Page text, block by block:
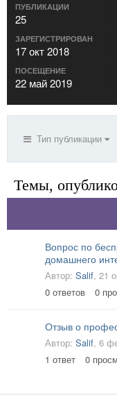
ПУБЛИКАЦИИ
25
ЗАРЕГИСТРИРОВАН
17 окт 2018
ПОСЕЩЕНИЕ
22 май 2019
Тип публикации
Темы,
Вопрос по
домашнего
Автор: Salif, 21
0 ответов 0
Отзыв о
Автор: Salif, 6
1 ответ 0